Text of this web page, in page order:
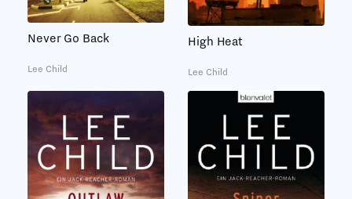
Never Go Back
Lee Child
High Heat
Lee Child